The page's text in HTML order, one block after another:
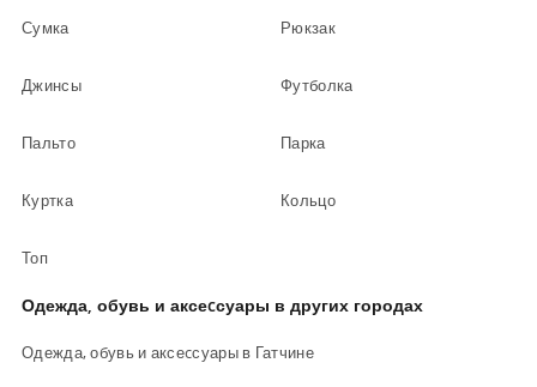
Сумка Рюкзак
Джинсы Футболка
Пальто Парка
Куртка Кольцо
Топ
Одежда, обувь и аксеcсуары в других городах
Одежда, обувь и аксеcсуары в Гатчине